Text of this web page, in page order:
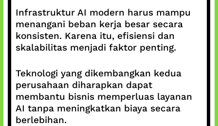
Infrastruktur AI modern harus mampu
menangani beban kerja besar secara
konsisten. Karena itu, efisiensi dan
skalabilitas menjadi faktor penting.
Teknologi yang dikembangkan kedua
perusahaan diharapkan dapat
membantu bisnis memperluas layanan
AI tanpa meningkatkan biaya secara
berlebihan.